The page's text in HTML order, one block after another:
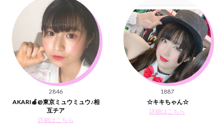
2846
AKARI🍎@東京ミュウミュウ♪相
互チア
詳細はこちら
1887
☆キキちゃん☆
詳細はこちら